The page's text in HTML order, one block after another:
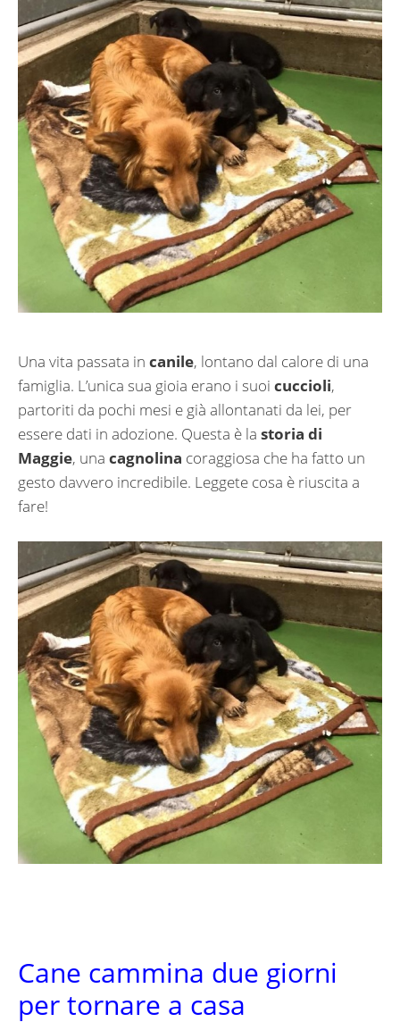
Una vita passata in canile, lontano dal calore di una
famiglia. L’unica sua gioia erano i suoi cuccioli,
partoriti da pochi mesi e già allontanati da lei, per
essere dati in adozione. Questa è la storia di
Maggie, una cagnolina coraggiosa che ha fatto un
gesto davvero incredibile. Leggete cosa è riuscita a
fare!
Cane cammina due giorni
per tornare a casa